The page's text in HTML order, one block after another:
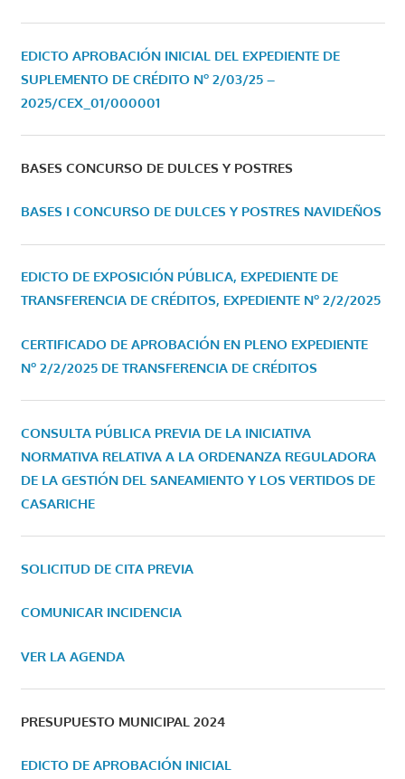
EDICTO APROBACIÓN INICIAL DEL EXPEDIENTE DE
SUPLEMENTO DE CRÉDITO Nº 2/03/25 –
2025/CEX_01/000001
BASES CONCURSO DE DULCES Y POSTRES
BASES I CONCURSO DE DULCES Y POSTRES NAVIDEÑOS
EDICTO DE EXPOSICIÓN PÚBLICA, EXPEDIENTE DE
TRANSFERENCIA DE CRÉDITOS, EXPEDIENTE Nº 2/2/2025
CERTIFICADO DE APROBACIÓN EN PLENO EXPEDIENTE
Nº 2/2/2025 DE TRANSFERENCIA DE CRÉDITOS
CONSULTA PÚBLICA PREVIA DE LA INICIATIVA
NORMATIVA RELATIVA A LA ORDENANZA REGULADORA
DE LA GESTIÓN DEL SANEAMIENTO Y LOS VERTIDOS DE
CASARICHE
SOLICITUD DE CITA PREVIA
COMUNICAR INCIDENCIA
VER LA AGENDA
PRESUPUESTO MUNICIPAL 2024
EDICTO DE APROBACIÓN INICIAL